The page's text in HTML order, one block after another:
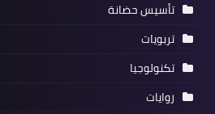
تأسيس حضانة
تربويات
تكنولوجيا
روايات